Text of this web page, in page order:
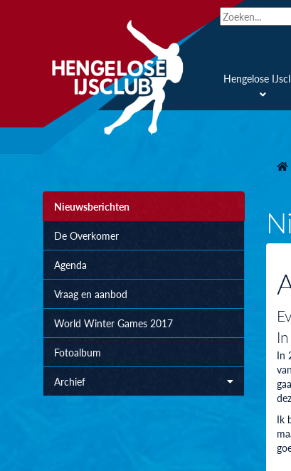
Hengelose
Nieuwsberichten
De Overkomer
Agenda
Vraag en aanbod
World Winter Games 2017
Fotoalbum
Archief
In
Ik